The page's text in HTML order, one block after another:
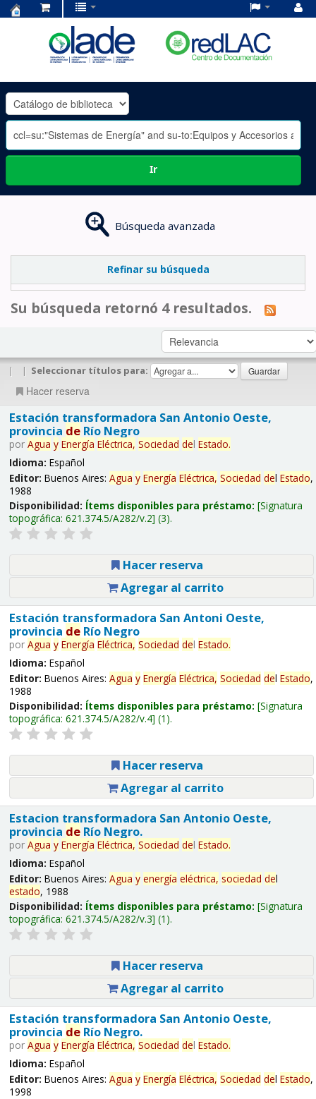
OLADE
-
Ir
Búsqueda avanzada
Refinar su búsqueda
Su búsqueda retornó 4 resultados.
| | Seleccionar títulos para:
Hacer reserva
Estación transformadora San Antonio Oeste,
provincia deRío Negro
por Agua y Energía Eléctrica, Sociedad del Estado.
Idioma: Español
Editor: Buenos Aires: Agua y Energía Eléctrica, Sociedad del Estado,
1988
Disponibilidad: Ítems disponibles para préstamo: Signatura
topográfica: 621.374.5/A282/v.2 (3).
Hacer reserva
Agregar al carrito
Estación transformadora San Antoni Oeste,
provincia deRío Negro
por Agua y Energía Eléctrica, Sociedad del Estado.
Idioma: Español
Editor: Buenos Aires: Agua y Energía Eléctrica, Sociedad del Estado,
1988
Disponibilidad: Ítems disponibles para préstamo: Signatura
topográfica: 621.374.5/A282/v.4 (1).
Hacer reserva
Agregar al carrito
Estacion transformadora San Antonio Oeste,
provincia deRío Negro.
por Agua y Energía Eléctrica, Sociedad del Estado.
Idioma: Español
Editor: Buenos Aires: Agua y energía eléctrica, sociedad del
estado, 1988
Disponibilidad: Ítems disponibles para préstamo: Signatura
topográfica: 621.374.5/A282/v.3 (1).
Hacer reserva
Agregar al carrito
Estación transformadora San Antonio Oeste,
provincia deRío Negro.
por Agua y Energía Eléctrica, Sociedad del Estado.
Idioma: Español
Editor: Buenos Aires: Agua y Energía Eléctrica, Sociedad del Estado,
1998